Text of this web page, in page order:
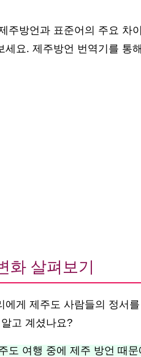
주방언과 표준어의 주요 차
세요. 제주방언 번역기를 통
화 살펴보기
에게 제주도 사람들의 정서
고 계셨나요?
도 여행 중에 제주 방언 때